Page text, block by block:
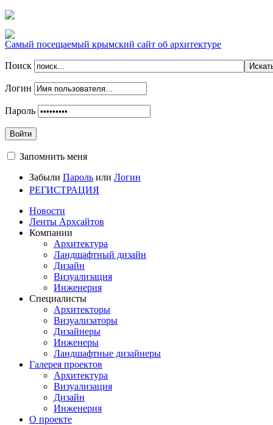
Самый посещаемый крымский сайт об архитектуре
Поиск
Логин
Пароль
Войти
Запомнить меня
Забыли Пароль или Логин
РЕГИСТРАЦИЯ
Новости
Ленты Архсайтов
Компании
Архитектура
Ландшафтный дизайн
Дизайн
Визуализация
Инженерия
Специалисты
Архитекторы
Визуализаторы
Дизайнеры
Инженеры
Ландшафтные дизайнеры
Галерея проектов
Архитектура
Визуализация
Дизайн
Инженерия
О проекте